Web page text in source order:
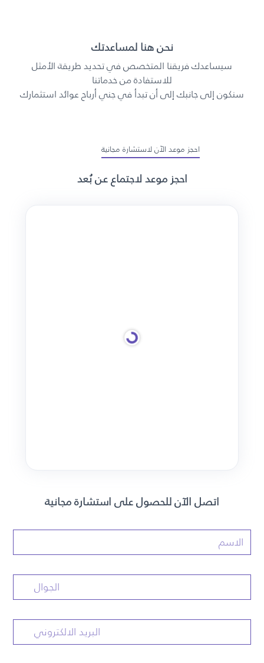
نحن هنا لمساعدتك
سيساعدك فريقنا المتخصص في تحديد طريقة الأمثل
للاستفادة من خدماتنا
سنكون إلى جانبك إلى أن تبدأ في جني أرباح عوائد استثمارك
احجز موعد الآن لاستشارة مجانية
احجز موعد لاجتماع عن بُعد
اتصل الآن للحصول على استشارة مجانية